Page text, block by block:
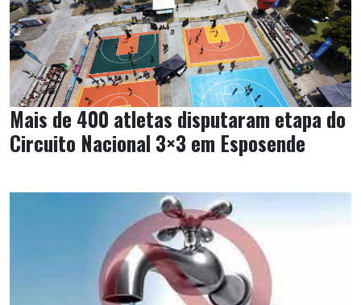
Mais de 400 atletas disputaram etapa do
Circuito Nacional 3×3 em Esposende